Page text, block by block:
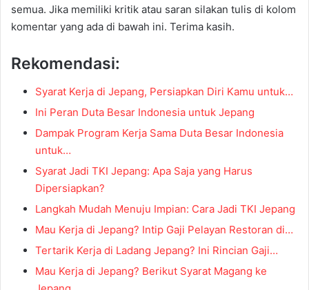
semua. Jika memiliki kritik atau saran silakan tulis di kolom
komentar yang ada di bawah ini. Terima kasih.
Rekomendasi:
Syarat Kerja di Jepang, Persiapkan Diri Kamu untuk…
Ini Peran Duta Besar Indonesia untuk Jepang
Dampak Program Kerja Sama Duta Besar Indonesia
untuk…
Syarat Jadi TKI Jepang: Apa Saja yang Harus
Dipersiapkan?
Langkah Mudah Menuju Impian: Cara Jadi TKI Jepang
Mau Kerja di Jepang? Intip Gaji Pelayan Restoran di…
Tertarik Kerja di Ladang Jepang? Ini Rincian Gaji…
Mau Kerja di Jepang? Berikut Syarat Magang ke